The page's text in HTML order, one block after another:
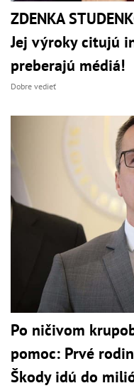
ZDENKA
Jej výroky citujú
preberajú médiá!
Dobre vedieť
Po ničivom
pomoc: Prvé
Škody idú do